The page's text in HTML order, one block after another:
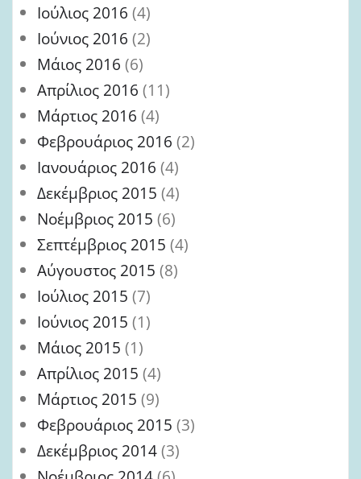
Ιούλιος 2016 (4)
Ιούνιος 2016 (2)
Μάιος 2016 (6)
Απρίλιος 2016 (11)
Μάρτιος 2016 (4)
Φεβρουάριος 2016 (2)
Ιανουάριος 2016 (4)
Δεκέμβριος 2015 (4)
Νοέμβριος 2015 (6)
Σεπτέμβριος 2015 (4)
Αύγουστος 2015 (8)
Ιούλιος 2015 (7)
Ιούνιος 2015 (1)
Μάιος 2015 (1)
Απρίλιος 2015 (4)
Μάρτιος 2015 (9)
Φεβρουάριος 2015 (3)
Δεκέμβριος 2014(3)